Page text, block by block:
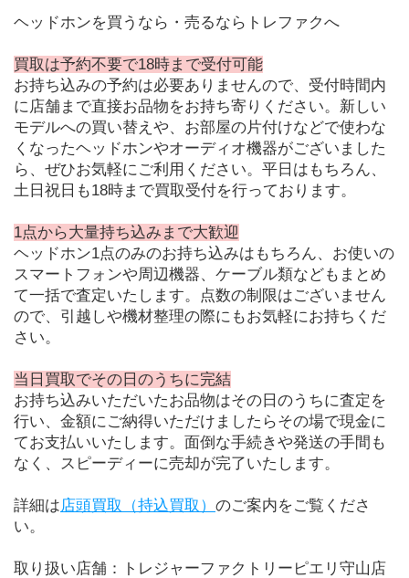
ヘッドホンを買うなら・売るならトレファクへ
買取は予約不要で18時まで受付可能
お持ち込みの予約は必要ありませんので、受付時間内
に店舗まで直接お品物をお持ち寄りください。新しい
モデルへの買い替えや、お部屋の片付けなどで使わな
くなったヘッドホンやオーディオ機器がございました
ら、ぜひお気軽にご利用ください。平日はもちろん、
土日祝日も18時まで買取受付を行っております。
1点から大量持ち込みまで大歓迎
ヘッドホン1点のみのお持ち込みはもちろん、お使いの
スマートフォンや周辺機器、ケーブル類などもまとめ
て一括で査定いたします。点数の制限はございません
ので、引越しや機材整理の際にもお気軽にお持ちくだ
さい。
当日買取でその日のうちに完結
お持ち込みいただいたお品物はその日のうちに査定を
行い、金額にご納得いただけましたらその場で現金に
てお支払いいたします。面倒な手続きや発送の手間も
なく、スピーディーに売却が完了いたします。
詳細は店頭買取（持込買取） のご案内をご覧くださ
い。
取り扱い店舗：トレジャーファクトリーピエリ守山店